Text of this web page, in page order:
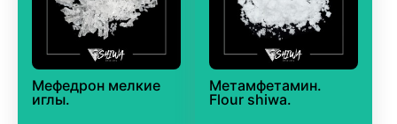
Мефедрон мелкие
иглы.
Метамфетамин.
Flour shiwa.